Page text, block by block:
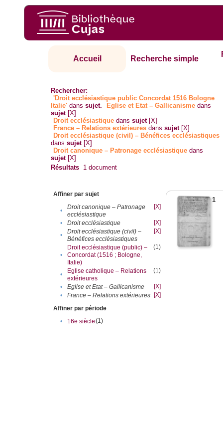
Accueil Recherche simple
Rechercher:
'Droit ecclésiastique public Concordat 1516 Bologne
Italie' danssujet. Eglise et Etat – Gallicanisme dans
sujet [X]
Droit ecclésiastique danssujet [X]
France – Relations extérieures danssujet [X]
Droit ecclésiastique (civil) – Bénéfices ecclésiastiques
danssujet [X]
Droit canonique – Patronage ecclésiastique dans
sujet [X]
Résultats 1 document
Affiner par sujet
•
Droit canonique – Patronage
ecclésiastique
[X]
• Droit ecclésiastique
[X]
•
Droit ecclésiastique (civil) –
Bénéfices ecclésiastiques
[X]
•
Droit ecclésiastique (public) –
Concordat (1516 ; Bologne,
Italie)
(1)
•
Eglise catholique – Relations
extérieures
(1)
• Eglise et Etat – Gallicanisme
[X]
•
France – Relations extérieures [X]
Affiner par période
•
16e siècle(1)
1